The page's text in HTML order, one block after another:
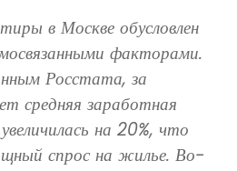
в Москве обусловлен
факторами.
Росстата, за
средняя заработная
на 20%, что
спрос на жилье. Во-